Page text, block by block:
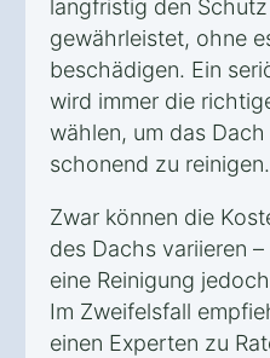
langfristig den
gewährleistet, ohne
beschädigen. Ein
wird immer die
wählen, um das
schonend zu reinigen.
Zwar können die
des Dachs variieren
eine Reinigung
Im Zweifelsfall
einen Experten zu